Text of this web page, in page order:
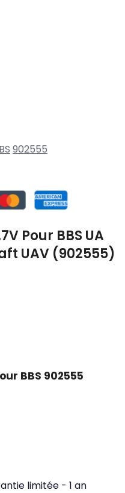
902555
Pour BBS UA
UAV (902555)
BBS 902555
limitée - 1 an